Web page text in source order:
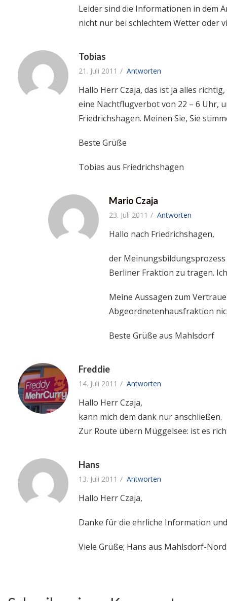
Leider sind die Informationen in dem
nicht nur bei schlechtem Wetter oder
Tobias
21. Juli 2011 Antworten
Hallo Herr Czaja, das ist ja alles
eine Nachtflugverbot von 22 – 6 Uhr,
Friedrichshagen. Meinen Sie, Sie
Beste Grüße
Tobias aus Friedrichshagen
Mario Czaja
23. Juli 2011 Antworten
Hallo nach Friedrichshagen,
der
Berliner Fraktion zu tragen.
Meine Aussagen zum
Abgeordnetenhausfraktion
Beste Grüße aus Mahlsdorf
Freddie
14. Juli 2011 Antworten
Hallo Herr Czaja,
kann mich dem dank nur anschließen.
Zur Route übern Müggelsee: ist es
Hans
13. Juli 2011 Antworten
Hallo Herr Czaja,
Danke für die ehrliche Information
Viele Grüße; Hans aus Mahlsdorf-Nord